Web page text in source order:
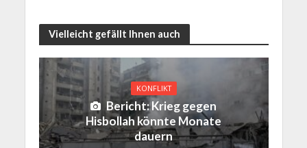
Vielleicht gefällt Ihnen auch
KONFLIKT
Bericht: Krieg gegen
Hisbollah könnte Monate
dauern